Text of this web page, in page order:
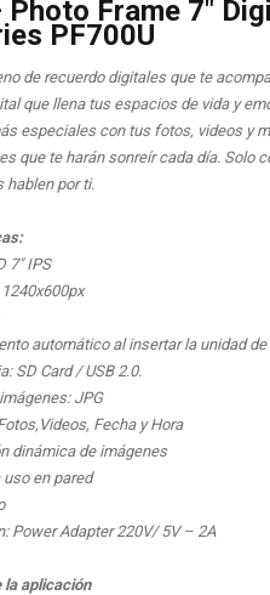
Frame 7″
PF700U
de recuerdo digitales que te
que llena tus espacios de vida y
especiales con tus fotos, videos y
que te harán sonreír cada día. Solo
hablen por ti.
7″ IPS
automático al insertar la unidad
SD Card / USB 2.0.
JPG
Fecha y Hora
dinámica de imágenes
uso en pared
Power Adapter 220V/ 5V – 2A
la aplicación